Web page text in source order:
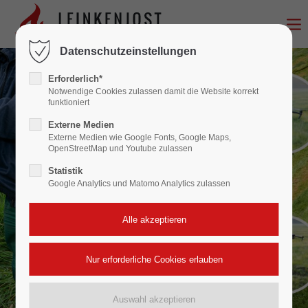
Login
Benutzername
Passwort
Anmelden
Register|Lost your password?
Support
Lorem ipsum dolor sit amet:
Datenschutzeinstellungen
Erforderlich*
Notwendige Cookies zulassen damit die Website korrekt
funktioniert
Externe Medien
Externe Medien wie Google Fonts, Google Maps,
OpenStreetMap und Youtube zulassen
Statistik
Google Analytics und Matomo Analytics zulassen